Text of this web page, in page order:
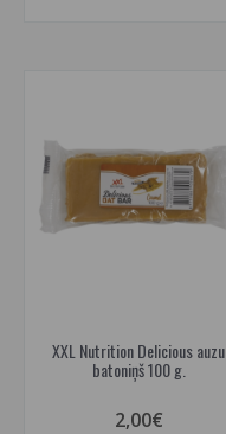
XXL Nutrition Delicious auzu
batoniņš 100 g.
2,00€